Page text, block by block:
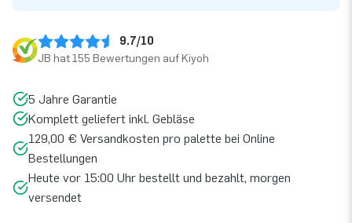
9.7/10
JB hat 155 Bewertungen auf Kiyoh
5 Jahre Garantie
Komplett geliefert inkl. Gebläse
129,00 € Versandkosten pro palette bei Online
Bestellungen
Heute vor 15:00 Uhr bestellt und bezahlt, morgen
versendet